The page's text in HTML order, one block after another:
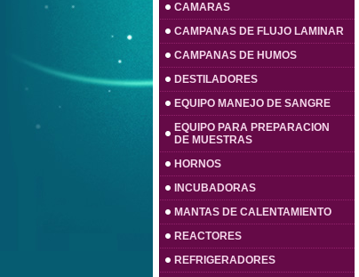
CAMARAS
CAMPANAS DE FLUJO LAMINAR
CAMPANAS DE HUMOS
DESTILADORES
EQUIPO MANEJO DE SANGRE
EQUIPO PARA PREPARACION
DE MUESTRAS
HORNOS
INCUBADORAS
MANTAS DE CALENTAMIENTO
REACTORES
REFRIGERADORES